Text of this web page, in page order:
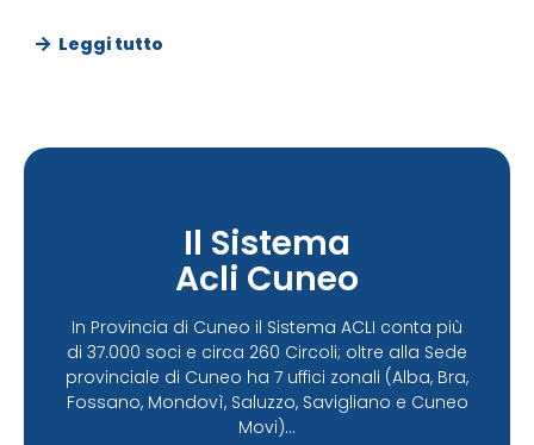
Leggi tutto
Il Sistema
Acli Cuneo
In Provincia di Cuneo il Sistema ACLI conta più
di 37.000 soci e circa 260 Circoli; oltre alla Sede
provinciale di Cuneo ha 7 uffici zonali (Alba, Bra,
Fossano, Mondovì, Saluzzo, Savigliano e Cuneo
Movi)...